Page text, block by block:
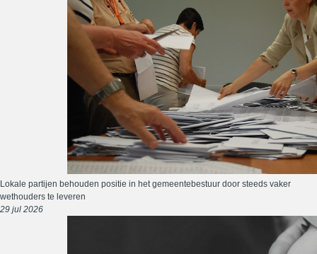
Lokale partijen behouden positie in het gemeentebestuur door steeds vaker
wethouders te leveren
29 jul 2026